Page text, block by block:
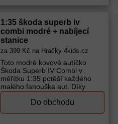
od tří let si děti užijí spoustu
zábavy při objevování tohoto
krásného modelu. Vhodné pro
děti od 3 let Materiál: Kov
Baterie: LR44, součástí balení
Výrobce (značka): Sparkys
1:35 škoda superb iv
combi modré + nabíjecí
stanice
za 399 Kč na Hračky 4kids.cz
Toto modré kovové autíčko
Škoda Superb IV Combi v
měřítku 1:35 potěší každého
malého fanouška aut. Díky
otevíracím dveřím a efektním
světelným a zvukovým funkcím
autíčko ožívá jako opravdové
Do obchodu